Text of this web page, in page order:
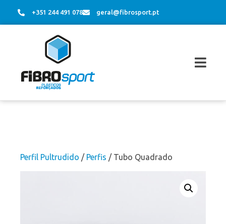
+351 244 491 078 geral@fibrosport.pt
Perfil Pultrudido / Perfis / Tubo Quadrado